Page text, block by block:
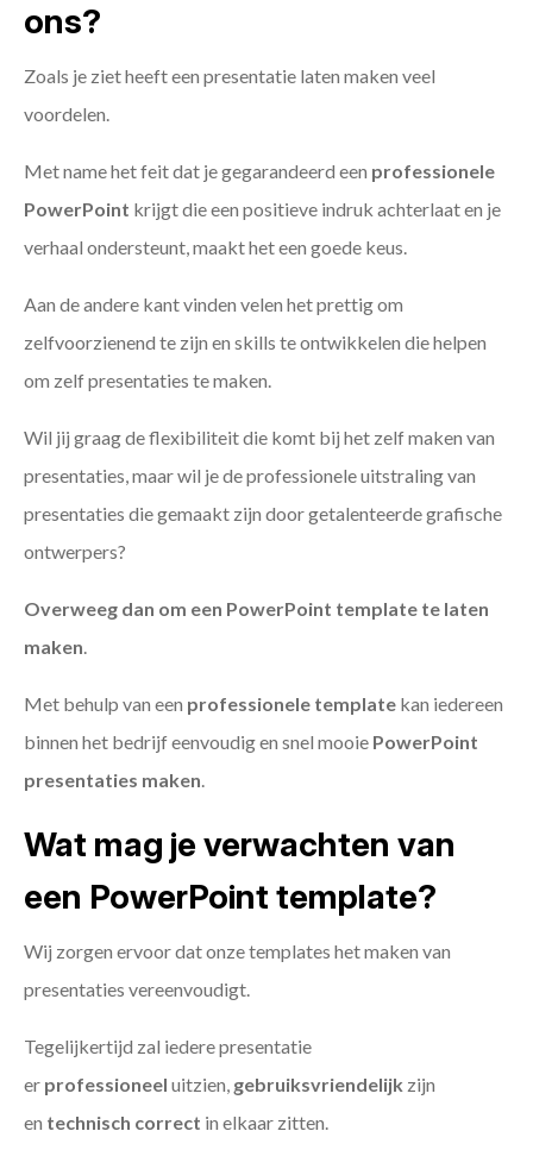
ons?
Zoals je ziet heeft een presentatie laten maken veel
voordelen.
Met name het feit dat je gegarandeerd een professionele
PowerPoint krijgt die een positieve indruk achterlaat en je
verhaal ondersteunt, maakt het een goede keus.
Aan de andere kant vinden velen het prettig om
zelfvoorzienend te zijn en skills te ontwikkelen die helpen
om zelf presentaties te maken.
Wil jij graag de flexibiliteit die komt bij het zelf maken van
presentaties, maar wil je de professionele uitstraling van
presentaties die gemaakt zijn door getalenteerde grafische
ontwerpers?
Overweeg dan om een PowerPoint template te laten
maken.
Met behulp van een professionele template kan iedereen
binnen het bedrijf eenvoudig en snel mooie PowerPoint
presentaties maken.
Wat mag je verwachten van
een PowerPoint template?
Wij zorgen ervoor dat onze templates het maken van
presentaties vereenvoudigt.
Tegelijkertijd zal iedere presentatie
er professioneel uitzien, gebruiksvriendelijk zijn
en technisch correct in elkaar zitten.